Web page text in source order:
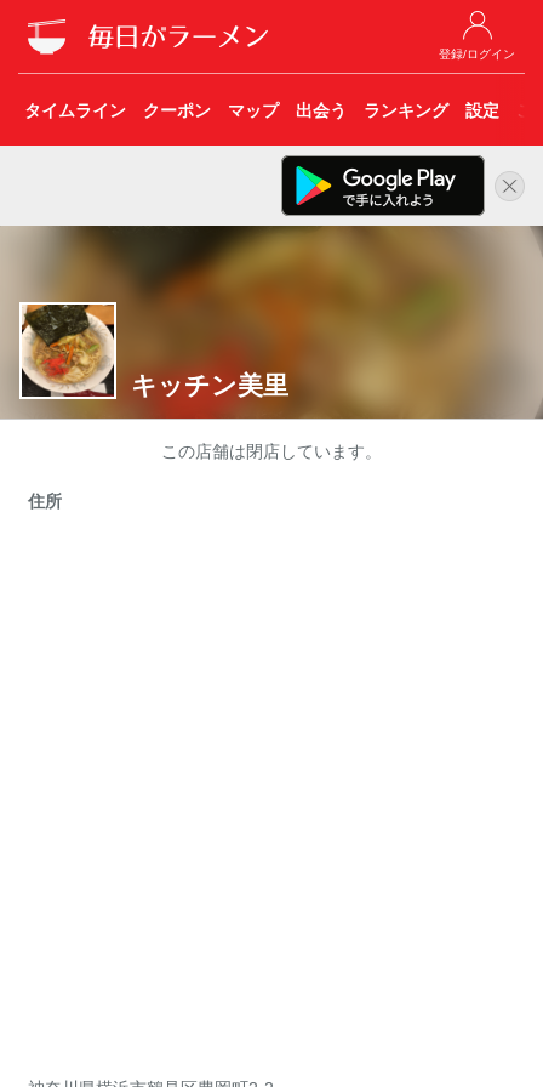
登録/ログイン
タイムライン クーポン マップ 出会う ランキング 設定 こ
キッチン美里
この店舗は閉店しています。
住所